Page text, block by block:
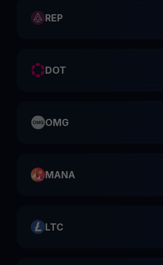
REP
DOT
OMG
MANA
LTC